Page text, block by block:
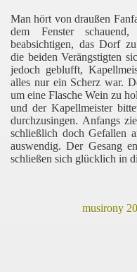
Man hört von draußen
dem Fenster
beabsichtigen, das Dorf
die beiden Verängstigten
jedoch geblufft,
alles nur ein Scherz war.
um eine Flasche Wein zu
und der Kapellmeister
durchzusingen. Anfangs
schließlich doch Gefallen
auswendig. Der Gesang
schließen sich glücklich in
musirony